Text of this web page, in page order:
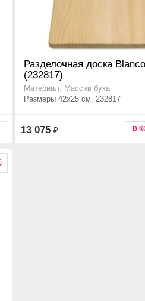
Разделочная доска Blanco
(232817)
Материал: Массив бука
Размеры 42x25 см, 232817
13 075 ₽ В